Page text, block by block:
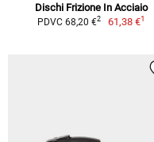
Dischi Frizione In Acciaio
PDVC 68,20 €2 61,38 €1